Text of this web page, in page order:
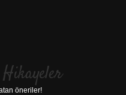
öneriler!